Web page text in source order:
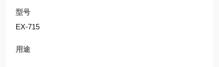
型号
EX-715
用途